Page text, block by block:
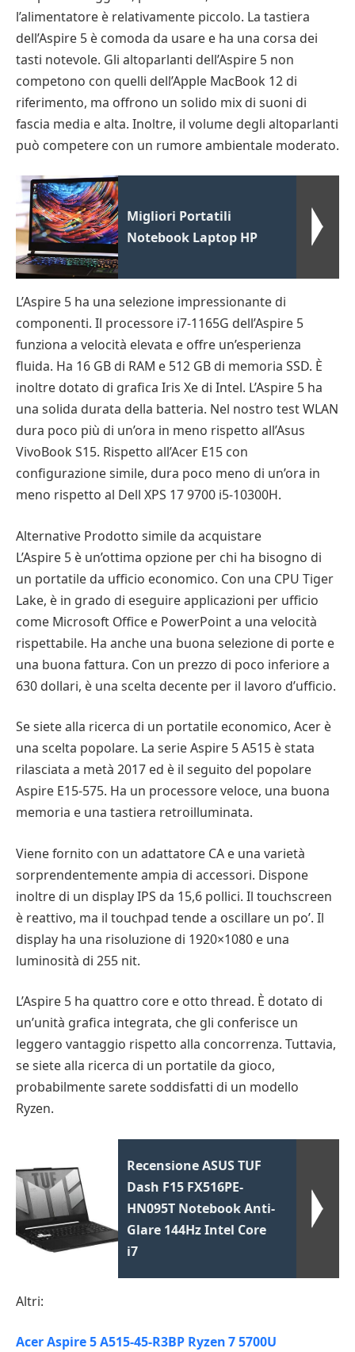
l’alimentatore è relativamente piccolo. La tastiera
dell’Aspire 5 è comoda da usare e ha una corsa dei
tasti notevole. Gli altoparlanti dell’Aspire 5 non
competono con quelli dell’Apple MacBook 12 di
riferimento, ma offrono un solido mix di suoni di
fascia media e alta. Inoltre, il volume degli altoparlanti
può competere con un rumore ambientale moderato.
Migliori Portatili
Notebook Laptop HP
L’Aspire 5 ha una selezione impressionante di
componenti. Il processore i7-1165G dell’Aspire 5
funziona a velocità elevata e offre un’esperienza
fluida. Ha 16 GB di RAM e 512 GB di memoria SSD. È
inoltre dotato di grafica Iris Xe di Intel. L’Aspire 5 ha
una solida durata della batteria. Nel nostro test WLAN
dura poco più di un’ora in meno rispetto all’Asus
VivoBook S15. Rispetto all’Acer E15 con
configurazione simile, dura poco meno di un’ora in
meno rispetto al Dell XPS 17 9700 i5-10300H.
Alternative Prodotto simile da acquistare
L’Aspire 5 è un’ottima opzione per chi ha bisogno di
un portatile da ufficio economico. Con una CPU Tiger
Lake, è in grado di eseguire applicazioni per ufficio
come Microsoft Office e PowerPoint a una velocità
rispettabile. Ha anche una buona selezione di porte e
una buona fattura. Con un prezzo di poco inferiore a
630 dollari, è una scelta decente per il lavoro d’ufficio.
Se siete alla ricerca di un portatile economico, Acer è
una scelta popolare. La serie Aspire 5 A515 è stata
rilasciata a metà 2017 ed è il seguito del popolare
Aspire E15-575. Ha un processore veloce, una buona
memoria e una tastiera retroilluminata.
Viene fornito con un adattatore CA e una varietà
sorprendentemente ampia di accessori. Dispone
inoltre di un display IPS da 15,6 pollici. Il touchscreen
è reattivo, ma il touchpad tende a oscillare un po’. Il
display ha una risoluzione di 1920×1080 e una
luminosità di 255 nit.
L’Aspire 5 ha quattro core e otto thread. È dotato di
un’unità grafica integrata, che gli conferisce un
leggero vantaggio rispetto alla concorrenza. Tuttavia,
se siete alla ricerca di un portatile da gioco,
probabilmente sarete soddisfatti di un modello
Ryzen.
Recensione ASUS TUF
Dash F15 FX516PE-
HN095T Notebook Anti-
Glare 144Hz Intel Core
i7
Altri:
Acer Aspire 5 A515-45-R3BP Ryzen 7 5700U